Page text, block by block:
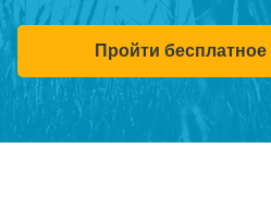
Пройти